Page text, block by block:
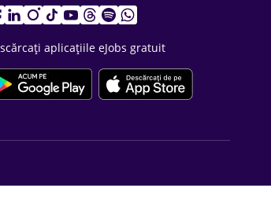
aplicațiile eJobs gratuit